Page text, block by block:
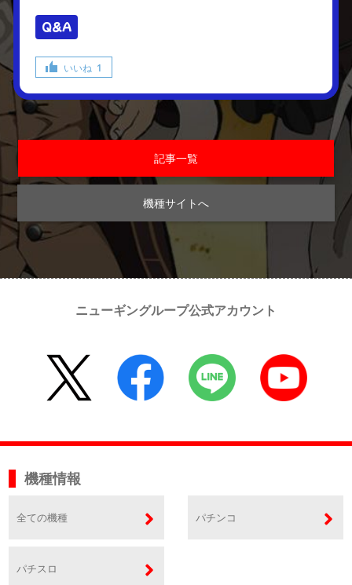
Q&A
いいね 1
記事一覧
機種サイトへ
ニューギングループ公式アカウント
機種情報
全ての機種 パチンコ
パチスロ